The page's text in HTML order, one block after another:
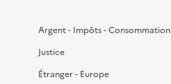
Argent - Impôts - Consommation
Justice
Étranger - Europe